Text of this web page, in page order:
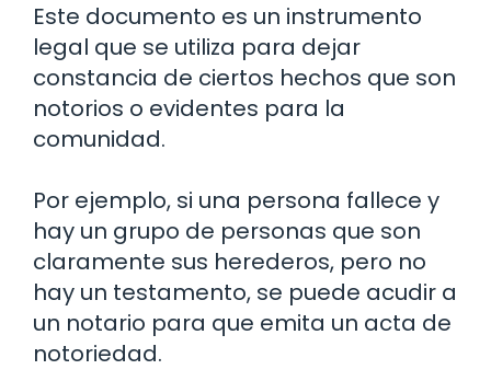
Este documento es un instrumento
legal que se utiliza para dejar
constancia de ciertos hechos que son
notorios o evidentes para la
comunidad.
Por ejemplo, si una persona fallece y
hay un grupo de personas que son
claramente sus herederos, pero no
hay un testamento, se puede acudir a
un notario para que emita un acta de
notoriedad.